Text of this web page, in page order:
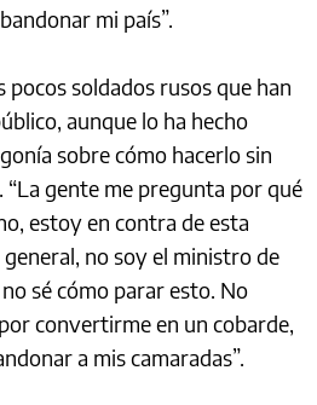
mi país”.
pocos soldados rusos que han
aunque lo ha hecho
sobre cómo hacerlo sin
“La gente me pregunta por qué
estoy en contra de esta
no soy el ministro de
sé cómo parar esto. No
convertirme en un cobarde,
a mis camaradas”.